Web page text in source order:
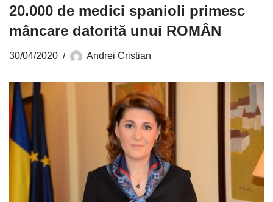
20.000 de medici spanioli primesc
mâncare datorită unui ROMÂN
30/04/2020 Andrei Cristian